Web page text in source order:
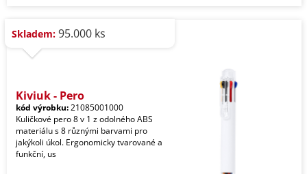
Skladem: 95.000 ks
Kiviuk - Pero
kód výrobku:21085001000
Kuličkové pero 8 v 1 z odolného ABS
materiálu s 8 různými barvami pro
jakýkoli úkol. Ergonomicky tvarované a
funkční, us